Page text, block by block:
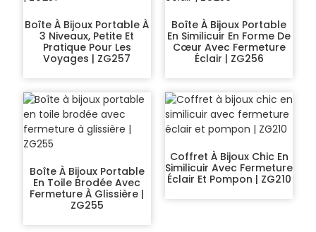
Boîte À Bijoux Portable À
3 Niveaux, Petite Et
Pratique Pour Les
Voyages | ZG257
Boîte À Bijoux Portable
En Similicuir En Forme De
Cœur Avec Fermeture
Éclair | ZG256
Boîte À Bijoux Portable
En Toile Brodée Avec
Fermeture À Glissière |
ZG255
Coffret À Bijoux Chic En
Similicuir Avec Fermeture
Éclair Et Pompon | ZG210